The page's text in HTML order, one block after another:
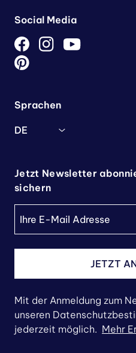
Social Media
Sprachen
DE
Jetzt Newsletter
sichern
JETZT
Mit der Anmeldung zum
unseren
jederzeit möglich. Mehr